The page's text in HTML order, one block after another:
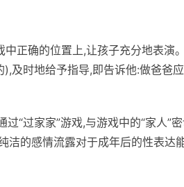
正确的位置上,让孩子充分地表演
及时地给予指导,即告诉他:做爸爸
“过家家”游戏,与游戏中的“家人”
洁的感情流露对于成年后的性表达